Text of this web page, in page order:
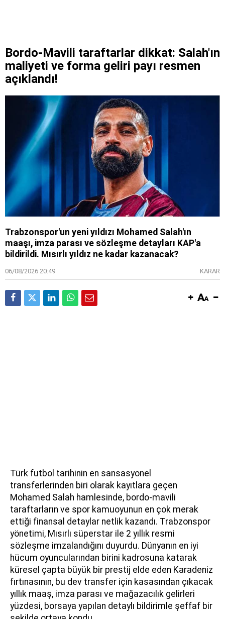
Bordo-Mavili taraftarlar dikkat: Salah'ın
maliyeti ve forma geliri payı resmen
açıklandı!
Trabzonspor'un yeni yıldızı Mohamed Salah'ın
maaşı, imza parası ve sözleşme detayları KAP'a
bildirildi. Mısırlı yıldız ne kadar kazanacak?
06/08/2026 20:49 KARAR
Türk futbol tarihinin en sansasyonel
transferlerinden biri olarak kayıtlara geçen
Mohamed Salah hamlesinde, bordo-mavili
taraftarların ve spor kamuoyunun en çok merak
ettiği finansal detaylar netlik kazandı. Trabzonspor
yönetimi, Mısırlı süperstar ile 2 yıllık resmi
sözleşme imzalandığını duyurdu. Dünyanın en iyi
hücum oyuncularından birini kadrosuna katarak
küresel çapta büyük bir prestij elde eden Karadeniz
fırtınasının, bu dev transfer için kasasından çıkacak
yıllık maaş, imza parası ve mağazacılık gelirleri
yüzdesi, borsaya yapılan detaylı bildirimle şeffaf bir